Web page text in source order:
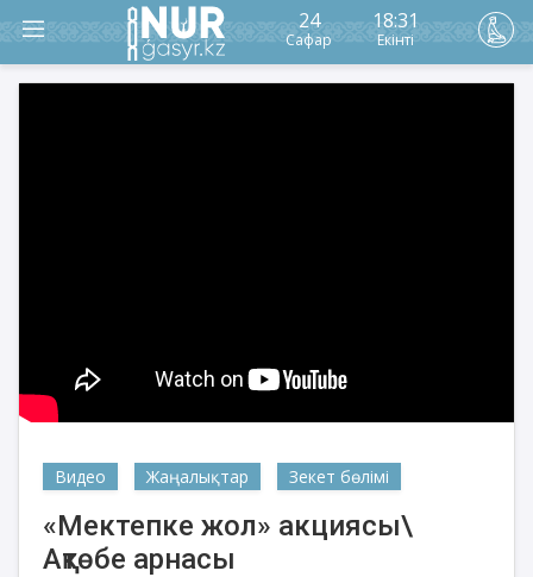
24
Сафар
18:31
Екінті
Видео Жаңалықтар Зекет бөлімі
«Мектепке жол» акциясы\
Ақтөбе арнасы